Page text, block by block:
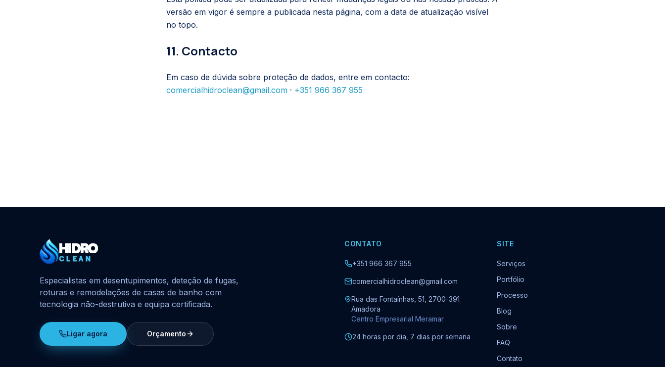
versão em vigor é sempre a publicada nesta página, com a data de atualização visível
no topo.
11. Contacto
Em caso de dúvida sobre proteção de dados, entre em contacto:
comercialhidroclean@gmail.com · +351 966 367 955
HIDRO
CLEAN
HidroClean Canalizações
Especialistas em desentupimentos, deteção de fugas,
roturas e remodelações de casas de banho com
tecnologia não-destrutiva e equipa certificada.
Ligar agora Orçamento
CONTATO
+351 966 367 955
comercialhidroclean@gmail.com
Rua das Fontaínhas, 51, 2700-391
Amadora
Centro Empresarial Meramar
24 horas por dia, 7 dias por semana
SITE
Serviços
Portfólio
Processo
Blog
Sobre
FAQ
Contato